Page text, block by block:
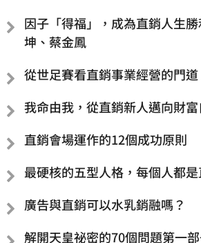
因子「得福」，成為直銷人生勝利組 伯
坤、蔡金鳳
從世足賽看直銷事業經營的門道
我命由我，從直銷新人邁向財
直銷會場運作的12個成功原則
最硬核的五型人格，每個人都
廣告與直銷可以水乳銷融嗎？
解開天皇祕密的70個問題第一